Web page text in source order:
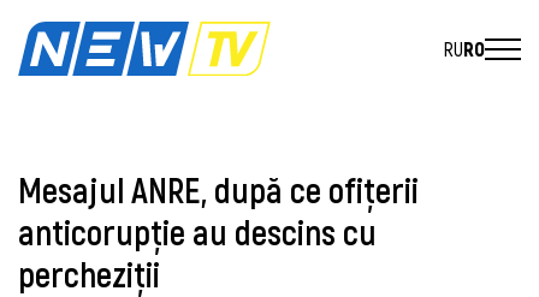
RURO
Mesajul ANRE, după ce ofițerii
anticorupție au descins cu
percheziții